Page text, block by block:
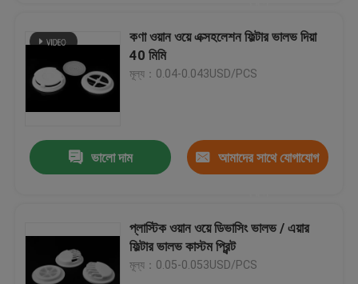
গুণমান নিয়ন্ত্রণ
একটি উদ্ধৃতি অনুরোধ করুন
প্লাস্টিকের বোতল ক্যাপ
কণা ওয়ান ওয়ে এক্সহলেশন ফিল্টার ভালভ দিয়া
40 মিমি
মূল্য：0.04-0.043USD/PCS
ভালো দাম আমাদের সাথে যোগাযোগ
প্লাস্টিক ওয়ান ওয়ে ডিভাসিং ভালভ / এয়ার
ফিল্টার ভালভ কাস্টম প্রিন্ট
মূল্য：0.05-0.053USD/PCS